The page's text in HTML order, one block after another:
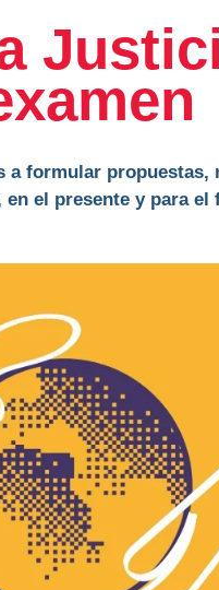
formular
en el presente y para el